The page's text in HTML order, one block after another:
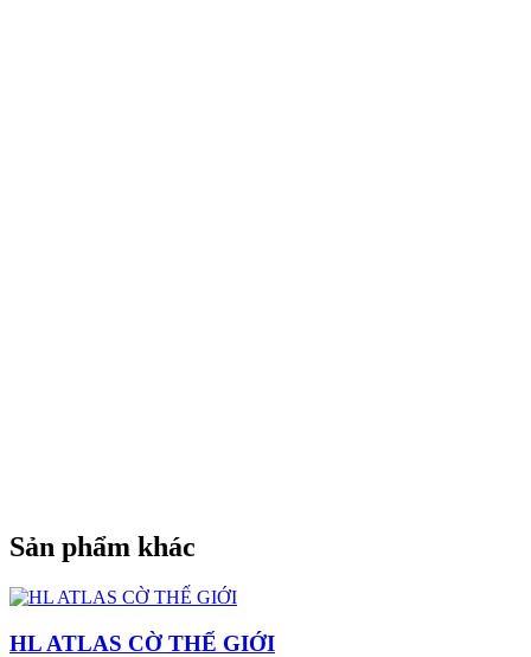
Sản phẩm khác
HL ATLAS CỜ THẾ GIỚI